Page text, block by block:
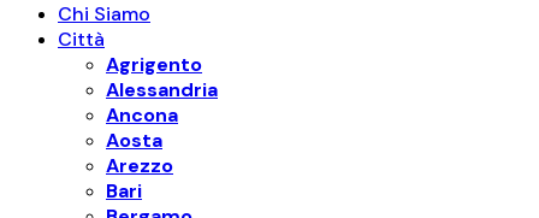
Chi Siamo
Città
Agrigento
Alessandria
Ancona
Aosta
Arezzo
Bari